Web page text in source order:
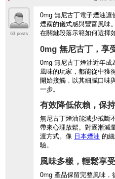
63 posts
0mg 無尼古丁電子煙油讓
煙霧的儀式感與豐富風味
在關鍵段落示範如何選擇
0mg 無尼古丁，享
0mg 無尼古丁煙油近年成
風味的玩家，都能從中獲
開始接觸，以其細膩口味
一步。
有效降低依賴，保
無尼古丁煙油能減少戒斷
帶來心理放鬆。對逐漸減
渡方式。像 日本煙油 的
驗。
風味多樣，輕鬆享受
0mg 產品保留完整風味，